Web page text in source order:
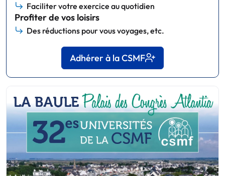
Faciliter votre exercice au quotidien
Profiter de vos loisirs
Des réductions pour vous voyages, etc.
Adhérer à la CSMF